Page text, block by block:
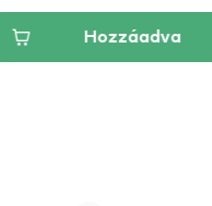
Hozzáadva